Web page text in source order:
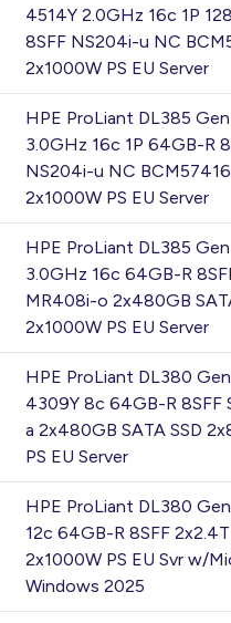
4514Y 2.0GHz 16c 1P
8SFF NS204i-u NC
2x1000W PS EU Server
HPE ProLiant DL385
3.0GHz 16c 1P 64GB-R
NS204i-u NC BCM57416
2x1000W PS EU Server
HPE ProLiant DL385
3.0GHz 16c 64GB-R
MR408i-o 2x480GB
2x1000W PS EU Server
HPE ProLiant DL380
4309Y 8c 64GB-R 8SFF
a 2x480GB SATA SSD
PS EU Server
HPE ProLiant DL380
12c 64GB-R 8SFF
2x1000W PS EU Svr w/
Windows 2025